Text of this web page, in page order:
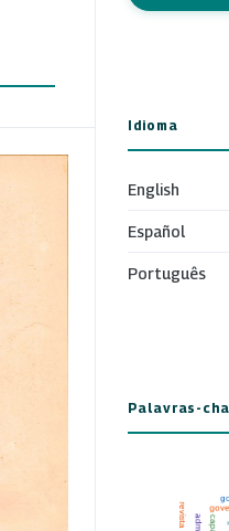
Idioma
English
Español
Português
Palavras-